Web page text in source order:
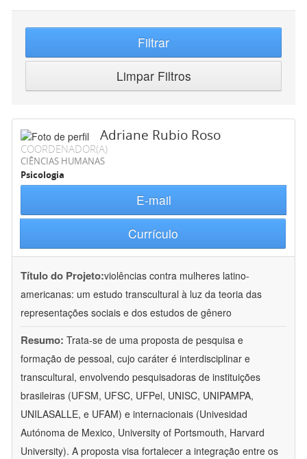
Filtrar
Limpar Filtros
Adriane Rubio Roso
COORDENADOR(A)
CIÊNCIAS HUMANAS
Psicologia
E-mail
Currículo
Título do Projeto:violências contra mulheres latino-
americanas: um estudo transcultural à luz da teoria das
representações sociais e dos estudos de gênero
Resumo: Trata-se de uma proposta de pesquisa e
formação de pessoal, cujo caráter é interdisciplinar e
transcultural, envolvendo pesquisadoras de instituições
brasileiras (UFSM, UFSC, UFPel, UNISC, UNIPAMPA,
UNILASALLE, e UFAM) e internacionais (Univesidad
Autónoma de Mexico, University of Portsmouth, Harvard
University). A proposta visa fortalecer a integração entre os